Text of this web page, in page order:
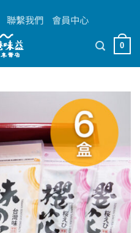
聯繫我們 會員中心
0